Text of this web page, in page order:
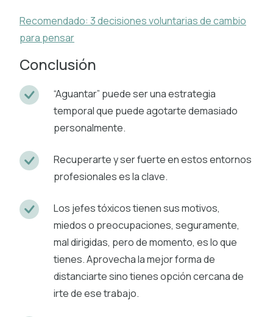
Recomendado: 3 decisiones voluntarias de cambio
para pensar
Conclusión
“Aguantar” puede ser una estrategia
temporal que puede agotarte demasiado
personalmente.
Recuperarte y ser fuerte en estos entornos
profesionales es la clave.
Los jefes tóxicos tienen sus motivos,
miedos o preocupaciones, seguramente,
mal dirigidas, pero de momento, es lo que
tienes. Aprovecha la mejor forma de
distanciarte sino tienes opción cercana de
irte de ese trabajo.